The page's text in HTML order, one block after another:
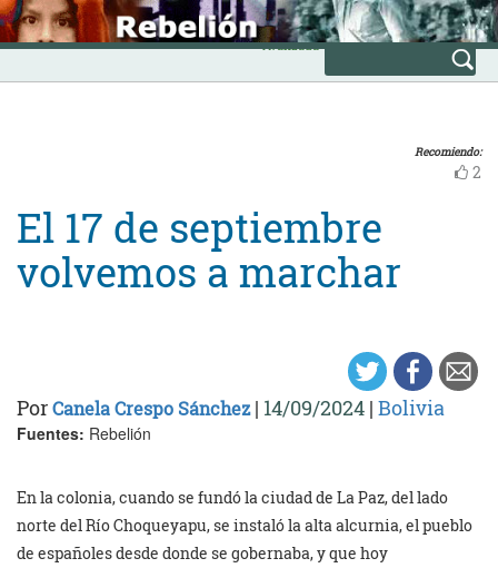
Skip
to
content
INICIO
Avanzada
Recomiendo:
2
El 17 de septiembre
volvemos a marchar
PorCanela Crespo Sánchez| 14/09/2024 | Bolivia
Fuentes: Rebelión
En la colonia, cuando se fundó la ciudad de La Paz, del lado
norte del Río Choqueyapu, se instaló la alta alcurnia, el pueblo
de españoles desde donde se gobernaba, y que hoy